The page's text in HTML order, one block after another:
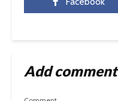
Add comment